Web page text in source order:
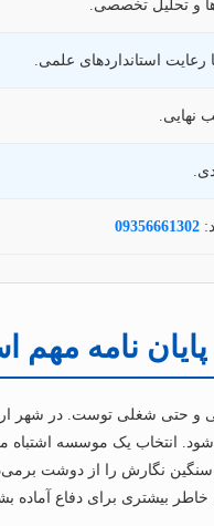
و تحلیل تخصصی.
استانداردهای علمی.
نهایی.
09356661302
نامه مهم
حتی شغلی توست. در شهر
انتخاب یک موسسه
نگارش را از دوشت
بیشتری برای دفاع آماده